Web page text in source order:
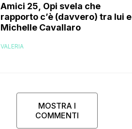
Amici 25, Opi svela che
rapporto c’è (davvero) tra lui e
Michelle Cavallaro
VALERIA
MOSTRA I
COMMENTI